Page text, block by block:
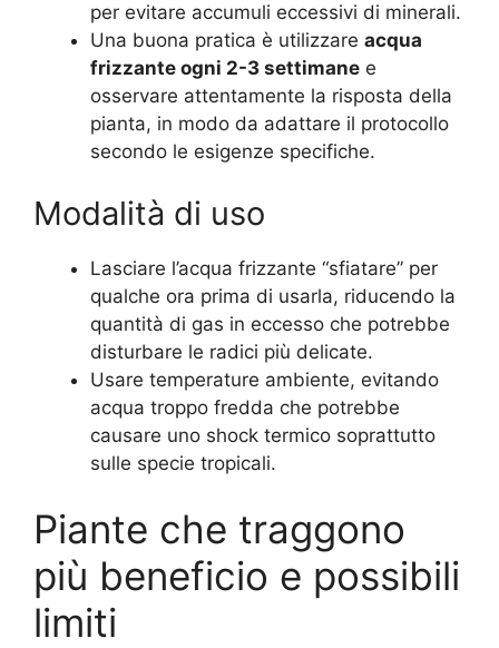
per evitare accumuli eccessivi di minerali.
Una buona pratica è utilizzare acqua
frizzante ogni 2-3 settimane e
osservare attentamente la risposta della
pianta, in modo da adattare il protocollo
secondo le esigenze specifiche.
Modalità di uso
Lasciare l’acqua frizzante “sfiatare” per
qualche ora prima di usarla, riducendo la
quantità di gas in eccesso che potrebbe
disturbare le radici più delicate.
Usare temperature ambiente, evitando
acqua troppo fredda che potrebbe
causare uno shock termico soprattutto
sulle specie tropicali.
Piante che traggono
più beneficio e possibili
limiti